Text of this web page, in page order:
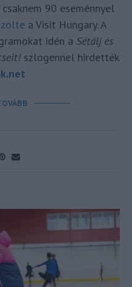
90 eseménnyel
a Visit Hungary. A
idén a Sétálj és
szlogennel hirdették